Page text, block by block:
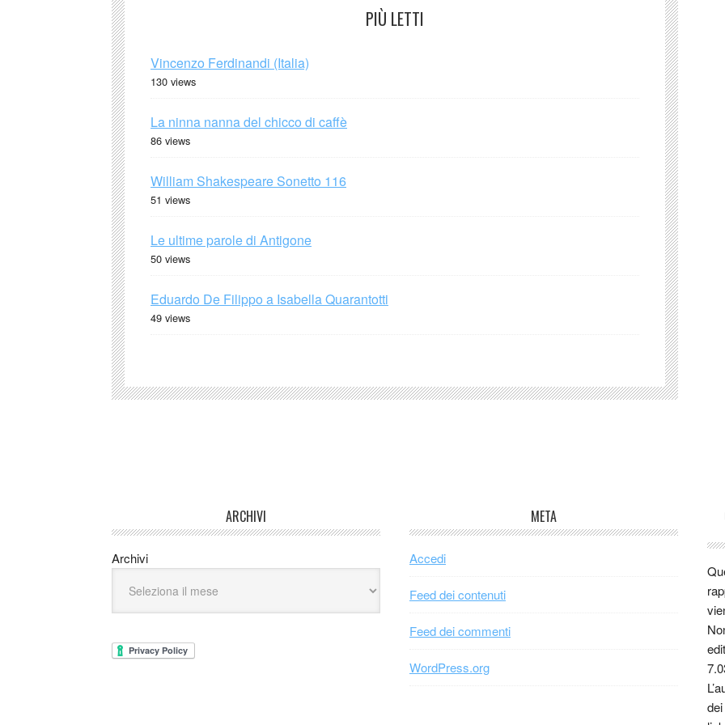
PIÙ LETTI
Vincenzo Ferdinandi (Italia)
130 views
La ninna nanna del chicco di caffè
86 views
William Shakespeare Sonetto 116
51 views
Le ultime parole di Antigone
50 views
Eduardo De Filippo a Isabella Quarantotti
49 views
ARCHIVI
Archivi
META
Accedi
Feed dei contenuti
Feed dei commenti
WordPress.org